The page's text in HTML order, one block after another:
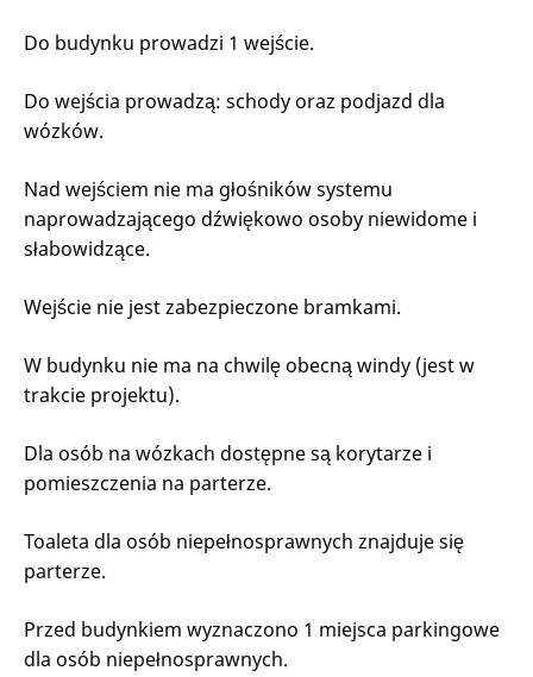
Do budynku prowadzi 1 wejście.
Do wejścia prowadzą: schody oraz podjazd dla
wózków.
Nad wejściem nie ma głośników systemu
naprowadzającego dźwiękowo osoby niewidome i
słabowidzące.
Wejście nie jest zabezpieczone bramkami.
W budynku nie ma na chwilę obecną windy (jest w
trakcie projektu).
Dla osób na wózkach dostępne są korytarze i
pomieszczenia na parterze.
Toaleta dla osób niepełnosprawnych znajduje się
parterze.
Przed budynkiem wyznaczono 1 miejsca parkingowe
dla osób niepełnosprawnych.